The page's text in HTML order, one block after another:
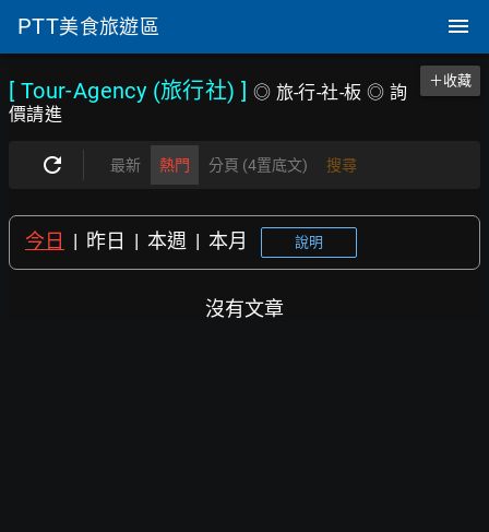
PTT美食旅遊區
[ Tour-Agency (旅行社) ] ◎ 旅-行-社-板 ◎ 詢
價請進
＋收藏
最新 熱門 分頁 (4置底文) 搜尋
今日 | 昨日 | 本週 | 本月 說明
沒有文章